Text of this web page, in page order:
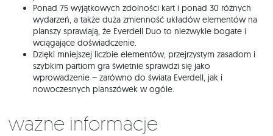
Ponad 75 wyjątkowych zdolności kart i ponad 30 różnych
wydarzeń, a także duża zmienność układów elementów na
planszy sprawiają, że Everdell Duo to niezwykle bogate i
wciągające doświadczenie.
Dzięki mniejszej liczbie elementów, przejrzystym zasadom i
szybkim partiom gra świetnie sprawdzi się jako
wprowadzenie – zarówno do świata Everdell, jak i
nowoczesnych planszówek w ogóle.
Ważne informacje